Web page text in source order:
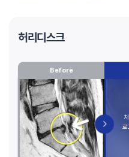
허리디스크
Before